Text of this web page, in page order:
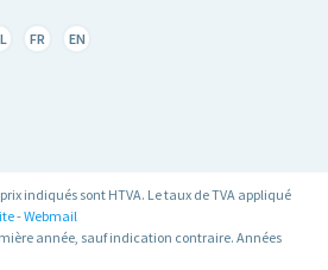
FR EN
indiqués sont HTVA. Le taux de TVA appliqué
-Webmail
année, sauf indication contraire. Années